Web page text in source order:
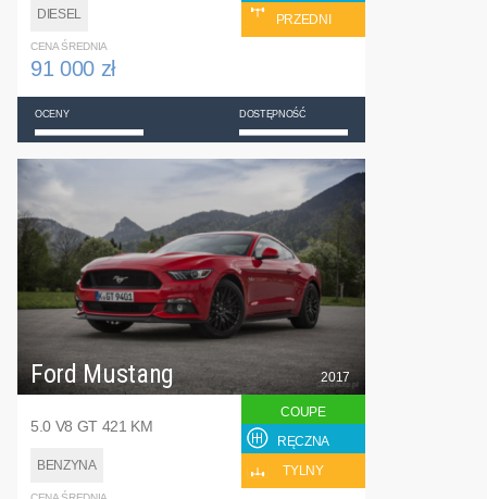
DIESEL
PRZEDNI
CENA ŚREDNIA
91 000 zł
OCENY DOSTĘPNOŚĆ
Ford Mustang
5.0 V8 GT 421 KM
BENZYNA
2017
COUPE
RĘCZNA
TYLNY